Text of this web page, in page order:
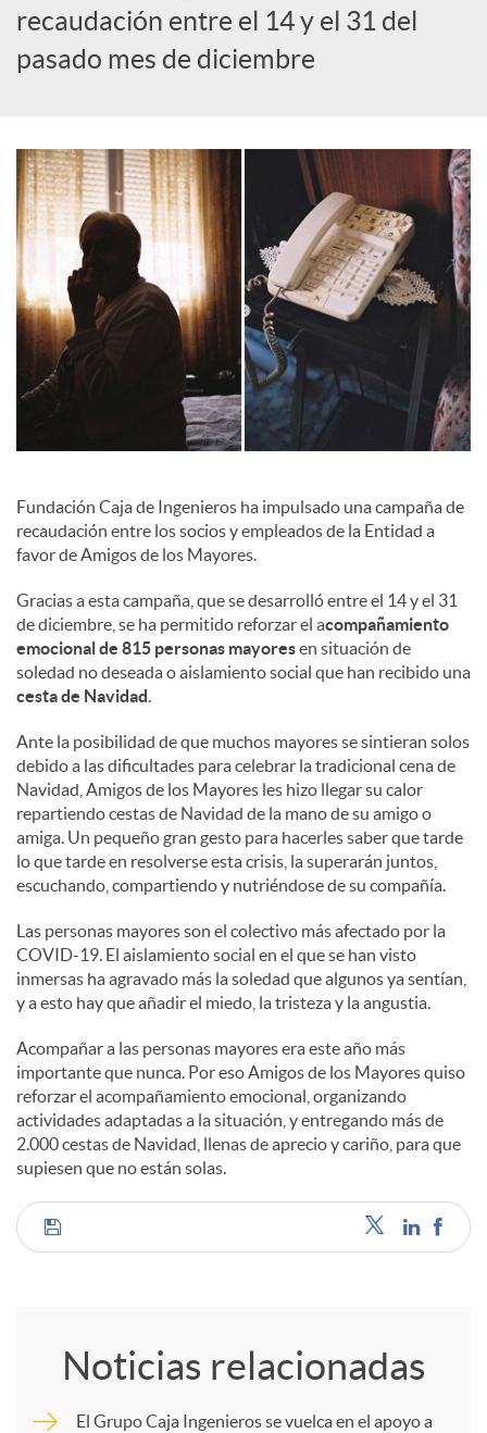
o
i
a
l
e
s
recaudación entre el 14 y el 31 del
pasado mes de diciembre
Fundación Caja de Ingenieros ha impulsado una campaña de
recaudación entre los socios y empleados de la Entidad a
favor de Amigos de los Mayores.
Gracias a esta campaña, que se desarrolló entre el 14 y el 31
de diciembre, se ha permitido reforzar el acompañamiento
emocional de 815 personas mayoresen situación de
soledad no deseada o aislamiento social que han recibido una
cesta de Navidad.
Ante la posibilidad de que muchos mayores se sintieran solos
debido a las dificultades para celebrar la tradicional cena de
Navidad, Amigos de los Mayores les hizo llegar su calor
repartiendo cestas de Navidad de la mano de su amigo o
amiga. Un pequeño gran gesto para hacerles saber que tarde
lo que tarde en resolverse esta crisis, la superarán juntos,
escuchando, compartiendo y nutriéndose de su compañía.
Las personas mayores son el colectivo más afectado por la
COVID-19. El aislamiento social en el que se han visto
inmersas ha agravado más la soledad que algunos ya sentían,
y a esto hay que añadir el miedo, la tristeza y la angustia.
Acompañar a las personas mayores era este año más
importante que nunca. Por eso Amigos de los Mayores quiso
reforzar el acompañamiento emocional, organizando
actividades adaptadas a la situación, y entregando más de
2.000 cestas de Navidad, llenas de aprecio y cariño, para que
supiesen que no están solas.
C
Noticias relacionadas
El Grupo Caja Ingenieros se vuelca en el apoyo a